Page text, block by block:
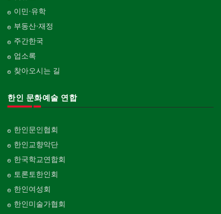
이민·유학
부동산·재정
주간한국
업소록
찾아오시는 길
한인 문화예술 연합
한인문인협회
한인교향악단
한국학교연합회
토론토한인회
한인여성회
한인미술가협회